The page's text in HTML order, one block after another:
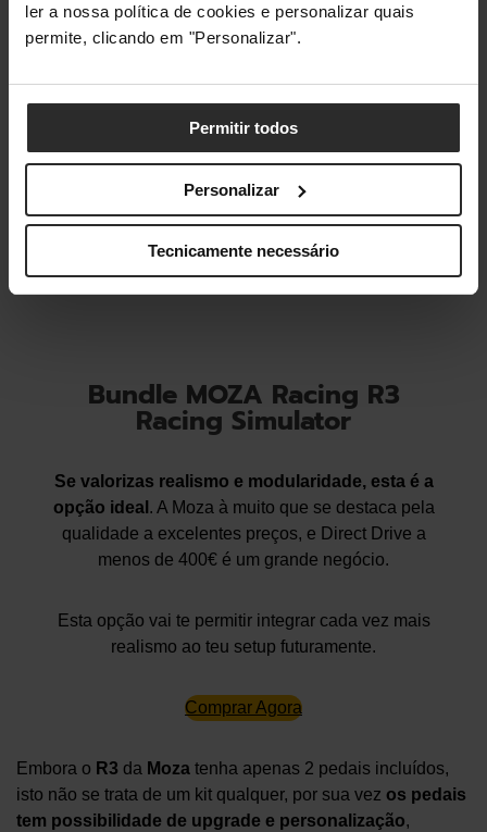
ler a nossa política de cookies e personalizar quais
permite, clicando em "Personalizar".
Permitir todos
Personalizar
Tecnicamente necessário
Bundle MOZA Racing R3
Racing Simulator
Se valorizas realismo e modularidade, esta é a
opção ideal . A Moza à muito que se destaca pela
qualidade a excelentes preços, e Direct Drive a
menos de 400€ é um grande negócio.
Esta opção vai te permitir integrar cada vez mais
realismo ao teu setup futuramente.
Comprar Agora
Embora o R3 da Moza tenha apenas 2 pedais incluídos,
isto não se trata de um kit qualquer, por sua vez os pedais
tem possibilidade de upgrade e personalização,